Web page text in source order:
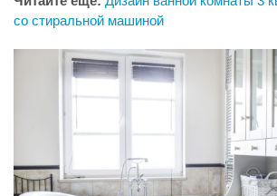
со стиральной машиной